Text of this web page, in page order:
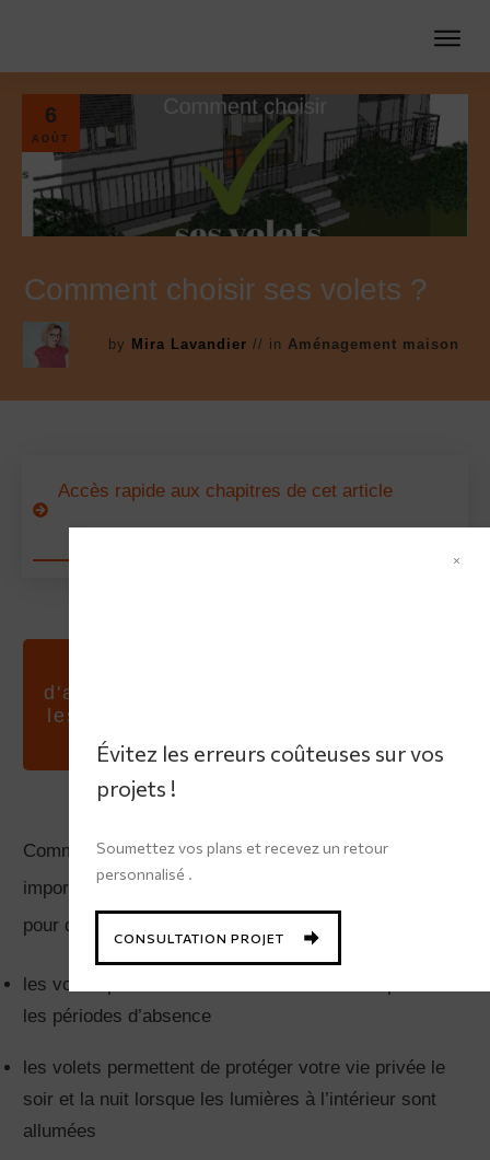
6
AOÛT
Comment choisir ses volets ?
by Mira Lavandier // in Aménagement maison
Accès rapide aux chapitres de cet article
d'aménagement par un expert !Evitez
les erreurs coûteuses, optimisez vos
espaces et gagnez en sérénité.
Comment choisir ses volets ? Les volets sont
importants pour une maison et peuvent être utilisés
pour différentes fonctions:
les volets permettent d’améliorer la sécurité pendant
les périodes d’absence
les volets permettent de protéger votre vie privée le
soir et la nuit lorsque les lumières à l’intérieur sont
allumées
Évitez les erreurs coûteuses sur vos
projets !
Soumettez vos plans et recevez un retour
personnalisé .
CONSULTATION PROJET